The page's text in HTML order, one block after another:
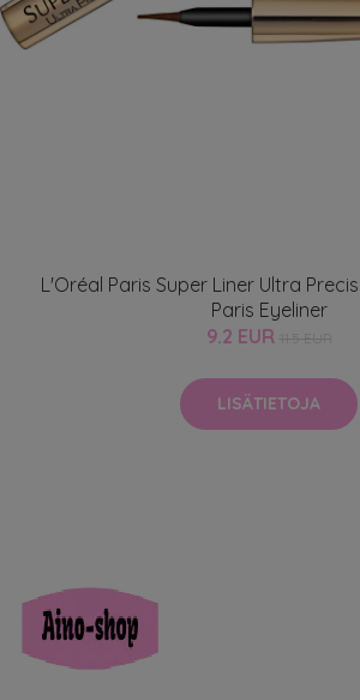
L'Oréal Paris Super Liner Ultra
Paris Eyeliner
9.2 EUR
LISÄTIETOJA